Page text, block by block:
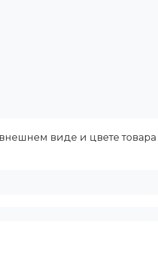
виде и цвете